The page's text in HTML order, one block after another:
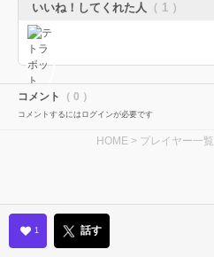
いいね！してくれた人 （ 1 ）
コメント （ 0 ）
コメントするにはログインが必要です
HOME > プレイヤー一覧
1 話す